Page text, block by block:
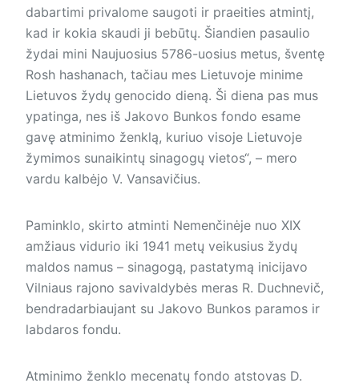
dabartimi privalome saugoti ir praeities atmintį,
kad ir kokia skaudi ji bebūtų. Šiandien pasaulio
žydai mini Naujuosius 5786-uosius metus, šventę
Rosh hashanach, tačiau mes Lietuvoje minime
Lietuvos žydų genocido dieną. Ši diena pas mus
ypatinga, nes iš Jakovo Bunkos fondo esame
gavę atminimo ženklą, kuriuo visoje Lietuvoje
žymimos sunaikintų sinagogų vietos“, – mero
vardu kalbėjo V. Vansavičius.
Paminklo, skirto atminti Nemenčinėje nuo XIX
amžiaus vidurio iki 1941 metų veikusius žydų
maldos namus – sinagogą, pastatymą inicijavo
Vilniaus rajono savivaldybės meras R. Duchnevič,
bendradarbiaujant su Jakovo Bunkos paramos ir
labdaros fondu.
Atminimo ženklo mecenatų fondo atstovas D.